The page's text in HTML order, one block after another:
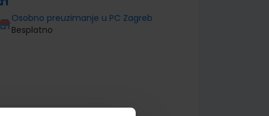
Osobno preuzimanje u PC Zagreb
Besplatno